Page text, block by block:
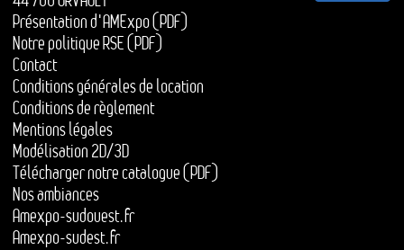
Présentation d'AMExpo (PDF)
Notre politique RSE (PDF)
Contact
Conditions générales de location
Conditions de règlement
Mentions légales
Modélisation 2D/3D
Télécharger notre catalogue (PDF)
Nos ambiances
Amexpo-sudouest.fr
Amexpo-sudest.fr